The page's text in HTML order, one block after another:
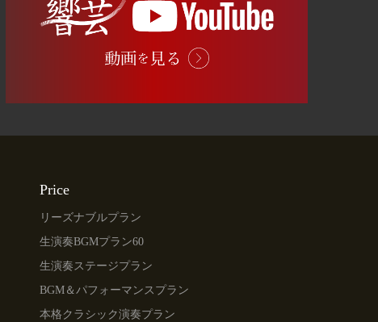
Price
リーズナブルプラン
生演奏BGMプラン60
生演奏ステージプラン
BGM＆パフォーマンスプラン
本格クラシック演奏プラン